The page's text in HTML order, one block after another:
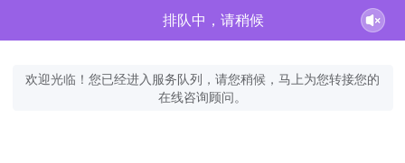
排队中，请稍候
欢迎光临！您已经进入服务队列，请您稍候，马上为您转接您的
在线咨询顾问。